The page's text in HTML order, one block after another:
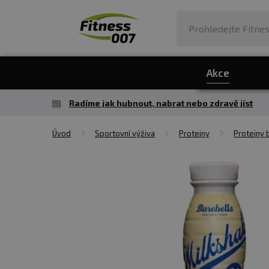
Akce
Radíme jak hubnout, nabrat nebo zdravě jíst
Úvod Sportovní výživa Proteiny Proteiny